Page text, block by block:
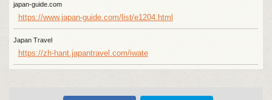
japan-guide.com
https://www.japan-guide.com/list/e1204.html
Japan Travel
https://zh-hant.japantravel.com/iwate